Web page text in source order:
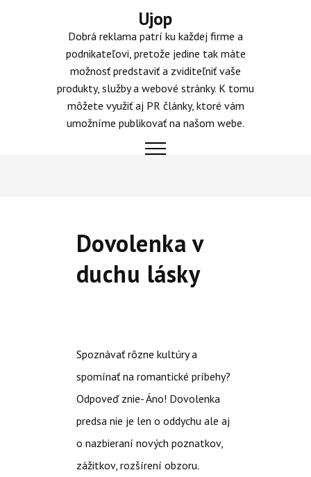
Ujop
Dobrá reklama patrí ku každej firme a
podnikateľovi, pretože jedine tak máte
možnosť predstaviť a zviditeľniť vaše
produkty, služby a webové stránky. K tomu
môžete využiť aj PR články, ktoré vám
umožníme publikovať na našom webe.
Dovolenka v
duchu lásky
Spoznávať rôzne kultúry a
spomínať na romantické príbehy?
Odpoveď znie- Áno! Dovolenka
predsa nie je len o oddychu ale aj
o nazbieraní nových poznatkov,
zážitkov, rozšírení obzoru.